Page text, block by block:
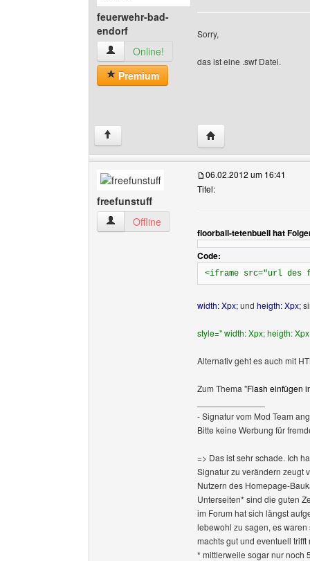
feuerwehr-bad-
endorf
feuerwehr-bad-endorf Benutzer-Profile
Online!
Premium
Sorry,
das ist eine .swf Datei.
↑ Website dieses
freefunstuff
freefunstuff Benutzer-Profile anzeigen
Offline
06.02.2012 um 16:41
Titel:
floorball-tetenbuell hat
Code:
<iframe src="url des
width: Xpx;und heigth: Xpx;
style=" width: Xpx; heigth:
Alternativ geht es auch mit
Zum Thema "Flash einfügen
- Signatur vom Mod Team
Bitte keine Werbung für
=> Das ist sehr schade. Ich
Signatur zu verändern zeugt
Nutzern des Homepage-
Unterseiten* sind die guten
im Forum hat sich längst
lebewohl zu sagen, es
machts gut und eventuell
* mittlerweile sogar nur noch